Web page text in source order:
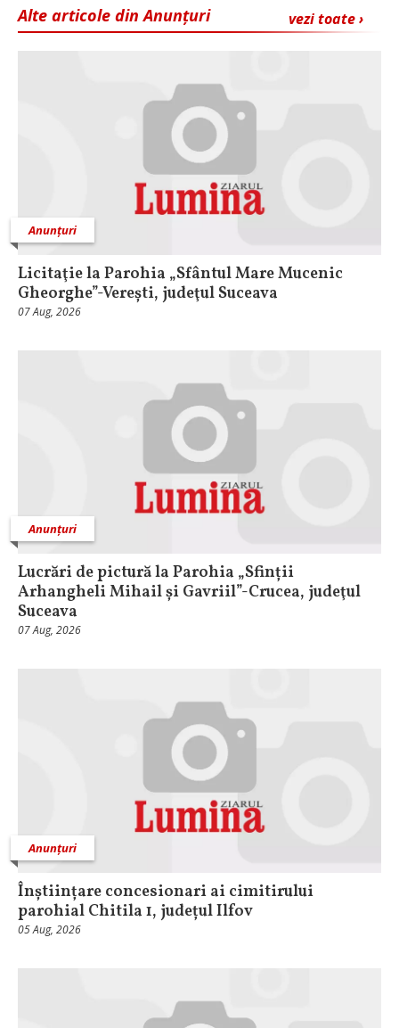
vezi toate ›
Alte articole din Anunțuri
Anunțuri
Licitaţie la Parohia „Sfântul Mare Mucenic
Gheorghe”-Verești, judeţul Suceava
07 Aug, 2026
Anunțuri
Lucrări de pictură la Parohia „Sfinții
Arhangheli Mihail și Gavriil”-Crucea, judeţul
Suceava
07 Aug, 2026
Anunțuri
Înștiințare concesionari ai cimitirului
parohial Chitila 1, județul Ilfov
05 Aug, 2026